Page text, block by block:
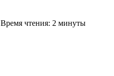
Время чтения: 2 минуты